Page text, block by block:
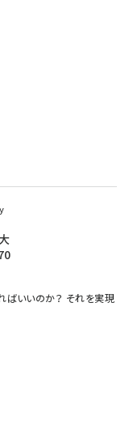
ばいいのか？ それを実現